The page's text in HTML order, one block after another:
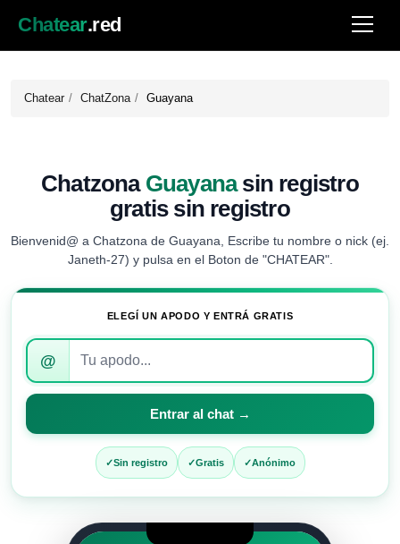
Chatear.red
Chatear ChatZona Guayana
Chatzona Guayanasin registro
gratis sin registro
Bienvenid@ a Chatzona de Guayana, Escribe tu nombre o nick (ej.
Janeth-27) y pulsa en el Boton de "CHATEAR".
ELEGÍ UN APODO Y ENTRÁ GRATIS
Introduce
apodo
para
entrar
@
Entrar al chat →
Sin registro Gratis Anónimo